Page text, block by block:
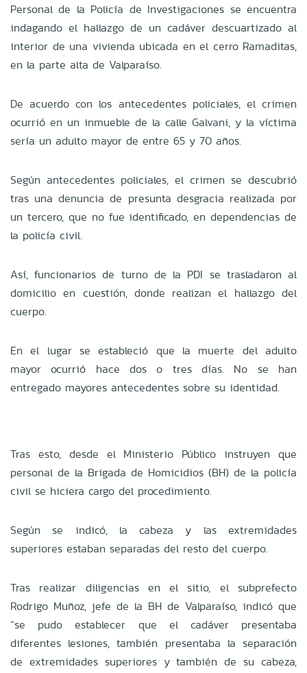
Personal de la Policía de Investigaciones se encuentra
indagando el hallazgo de un cadáver descuartizado al
interior de una vivienda ubicada en el cerro Ramaditas,
en la parte alta de Valparaíso.
De acuerdo con los antecedentes policiales, el crimen
ocurrió en un inmueble de la calle Galvani, y la víctima
sería un adulto mayor de entre 65 y 70 años.
Según antecedentes policiales, el crimen se descubrió
tras una denuncia de presunta desgracia realizada por
un tercero, que no fue identificado, en dependencias de
la policía civil.
Así, funcionarios de turno de la PDI se trasladaron al
domicilio en cuestión, donde realizan el hallazgo del
cuerpo.
En el lugar se estableció que la muerte del adulto
mayor ocurrió hace dos o tres días. No se han
entregado mayores antecedentes sobre su identidad.
Tras esto, desde el Ministerio Público instruyen que
personal de la Brigada de Homicidios (BH) de la policía
civil se hiciera cargo del procedimiento.
Según se indicó, la cabeza y las extremidades
superiores estaban separadas del resto del cuerpo.
Tras realizar diligencias en el sitio, el subprefecto
Rodrigo Muñoz, jefe de la BH de Valparaíso, indicó que
“se pudo establecer que el cadáver presentaba
diferentes lesiones, también presentaba la separación
de extremidades superiores y también de su cabeza,